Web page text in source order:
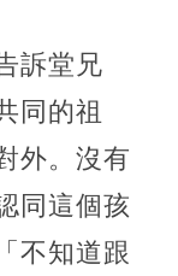
訴堂兄
同的祖
外。沒有
同這個孩
不知道跟